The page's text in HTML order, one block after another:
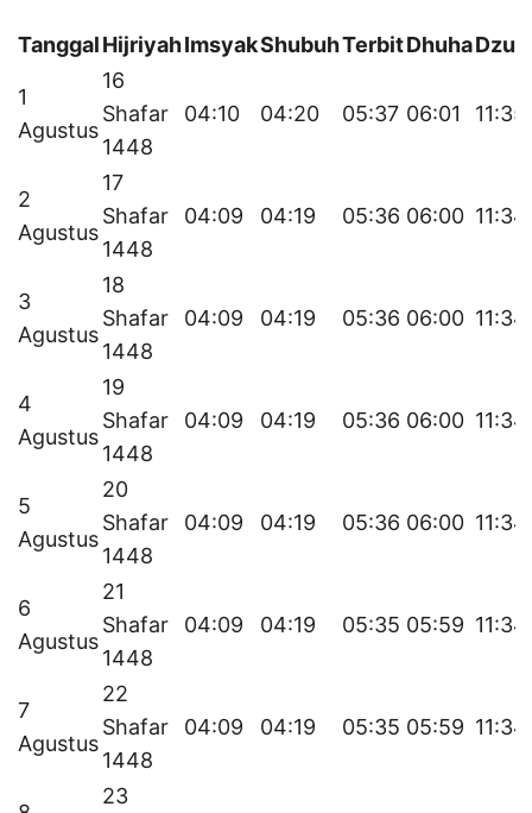
TanggalHijriyahImsyakShubuhTerbitDhuha
1
Agustus
16
Shafar
1448
04:10 04:20 05:37 06:01 11:35
2
Agustus
17
Shafar
1448
04:09 04:19 05:36 06:00 11:34
3
Agustus
18
Shafar
1448
04:09 04:19 05:36 06:00 11:34
4
Agustus
19
Shafar
1448
04:09 04:19 05:36 06:00 11:34
5
Agustus
20
Shafar
1448
04:09 04:19 05:36 06:00 11:34
6
Agustus
21
Shafar
1448
04:09 04:19 05:35 05:59 11:34
7
Agustus
22
Shafar
1448
04:09 04:19 05:35 05:59 11:34
23